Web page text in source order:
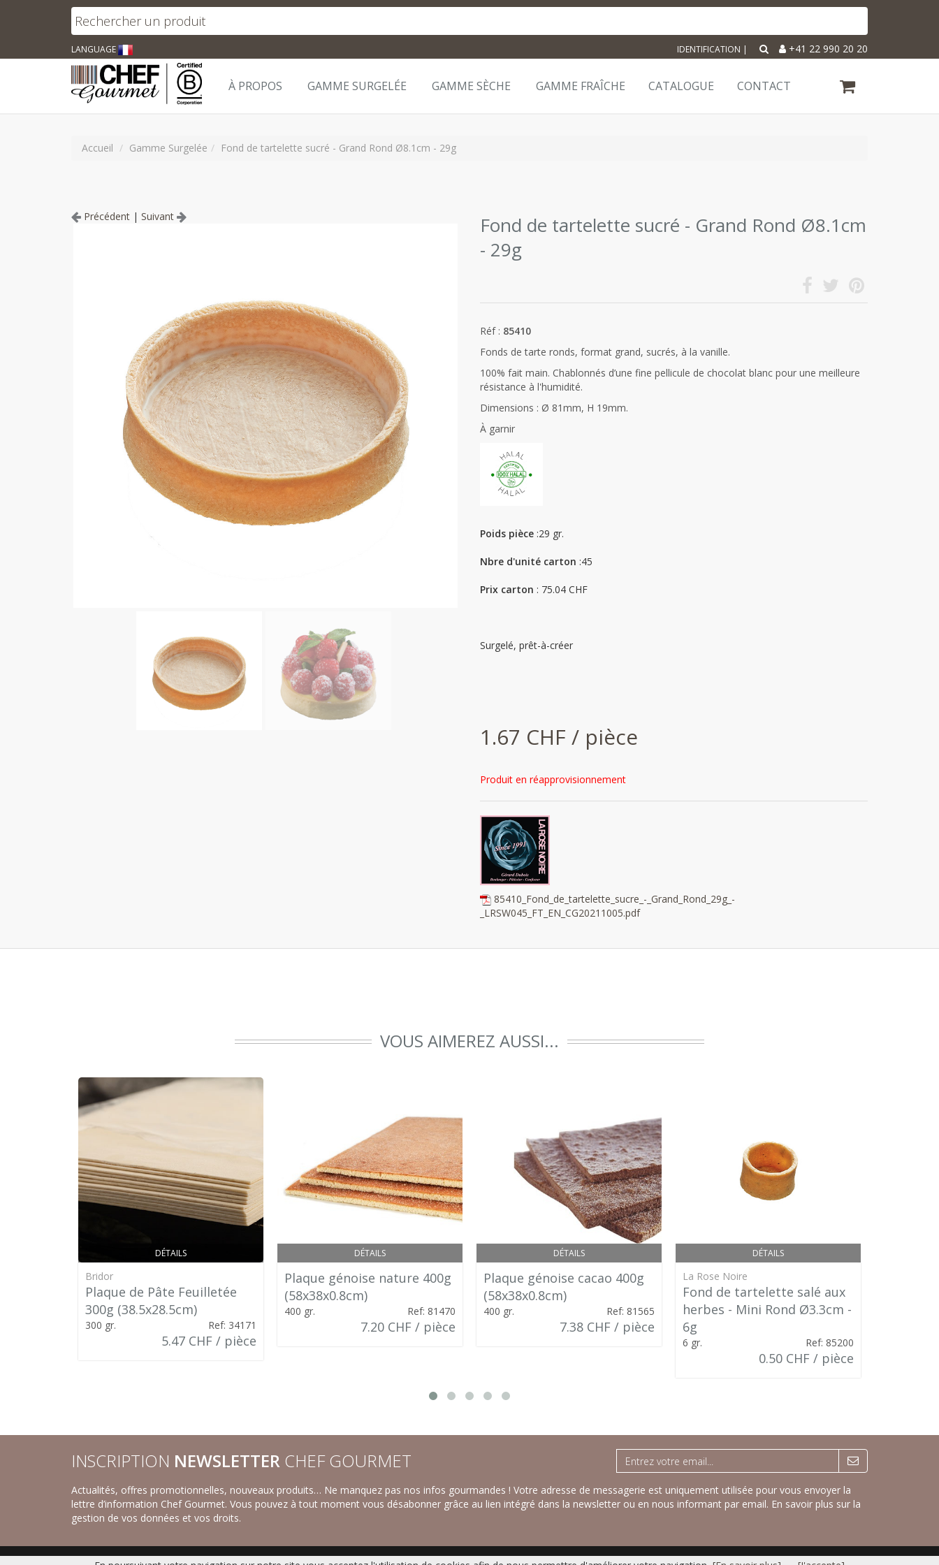
LANGUAGE +41 22 990 20 20
IDENTIFICATION |
À PROPOS GAMME SURGELÉE GAMME SÈCHE GAMME FRAÎCHE CATALOGUE CONTACT
Accueil Gamme Surgelée Fond de tartelette sucré - Grand Rond Ø8.1cm - 29g
Précédent | Suivant
Fond de tartelette sucré - Grand Rond Ø8.1cm
- 29g
Réf : 85410
Fonds de tarte ronds, format grand, sucrés, à la vanille.
100% fait main. Chablonnés d’une fine pellicule de chocolat blanc pour une meilleure
résistance à l'humidité.
Dimensions : Ø 81mm, H 19mm.
À garnir
Poids pièce :29 gr.
Nbre d'unité carton :45
Prix carton : 75.04 CHF
Surgelé, prêt-à-créer
1.67 CHF / pièce
Produit en réapprovisionnement
85410_Fond_de_tartelette_sucre_-_Grand_Rond_29g_-
_LRSW045_FT_EN_CG20211005.pdf
VOUS AIMEREZ AUSSI...
DÉTAILS
Bridor
Plaque de Pâte Feuilletée
300g (38.5x28.5cm)
300 gr. Ref: 34171
5.47 CHF / pièce
DÉTAILS
Plaque génoise nature 400g
(58x38x0.8cm)
400 gr. Ref: 81470
7.20 CHF / pièce
DÉTAILS
Plaque génoise cacao 400g
(58x38x0.8cm)
400 gr. Ref: 81565
7.38 CHF / pièce
DÉTAILS
La Rose Noire
Fond de tartelette salé aux
herbes - Mini Rond Ø3.3cm -
6g
6 gr. Ref: 85200
0.50 CHF / pièce
INSCRIPTION NEWSLETTER CHEF GOURMET
Actualités, offres promotionnelles, nouveaux produits… Ne manquez pas nos infos gourmandes ! Votre adresse de messagerie est uniquement utilisée pour vous envoyer la
lettre d’information Chef Gourmet. Vous pouvez à tout moment vous désabonner grâce au lien intégré dans la newsletter ou en nous informant par email. En savoir plus sur la
gestion de vos données et vos droits.